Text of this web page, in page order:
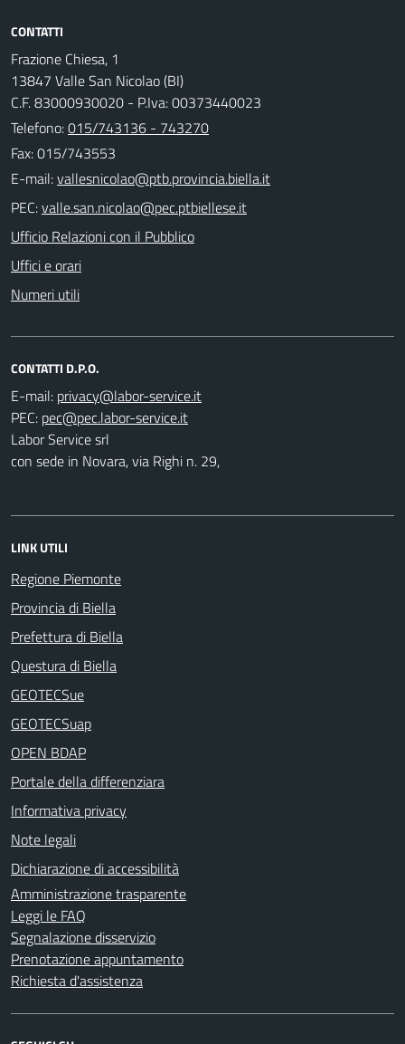
CONTATTI
Frazione Chiesa, 1
13847 Valle San Nicolao (BI)
C.F. 83000930020 - P.Iva: 00373440023
Telefono:015/743136 - 743270
Fax: 015/743553
E-mail:
PEC:
Ufficio Relazioni con il Pubblico
Uffici e orari
Numeri utili
CONTATTI D.P.O.
E-mail:
PEC:
Labor Service srl
con sede in Novara, via Righi n. 29,
LINK UTILI
Regione Piemonte
Provincia di Biella
Prefettura di Biella
Questura di Biella
GEOTECSue
GEOTECSuap
OPEN BDAP
Portale della differenziara
Informativa privacy
Note legali
Dichiarazione di accessibilità
Amministrazione trasparente
Leggi le FAQ
Segnalazione disservizio
Prenotazione appuntamento
Richiesta d'assistenza